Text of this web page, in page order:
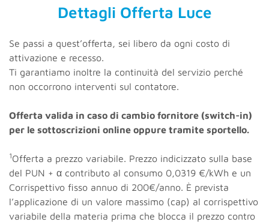
Dettagli Offerta Luce
Se passi a quest’offerta, sei libero da ogni costo di
attivazione e recesso.
Ti garantiamo inoltre la continuità del servizio perché
non occorrono interventi sul contatore.
Offerta valida in caso di cambio fornitore (switch-in)
per le sottoscrizioni online oppure tramite sportello.
1Offerta a prezzo variabile. Prezzo indicizzato sulla base
del PUN + α contributo al consumo 0,0319 €/kWh e un
Corrispettivo fisso annuo di 200€/anno. È prevista
l’applicazione di un valore massimo (cap) al corrispettivo
variabile della materia prima che blocca il prezzo contro